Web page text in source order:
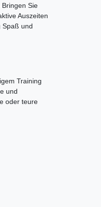
Sie
Auszeiten
Spaß und
Training
und
oder teure